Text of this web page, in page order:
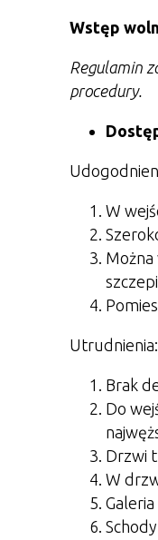
Wstęp
Regulamin
procedury.
W
Utrudnienia:
Brak
Do
Drzwi
W